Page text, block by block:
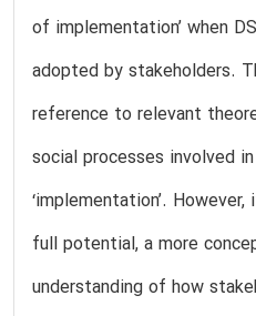
of implementation’ when
adopted by stakeholders.
reference to relevant
social processes involved in
‘implementation’.
full potential, a more
understanding of how